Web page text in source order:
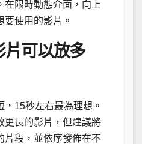
在限時動態介面，向上
使用的影片。
片可以放多
，15秒左右最為理想。
更長的影片，但建議將
片段，並依序發佈在不